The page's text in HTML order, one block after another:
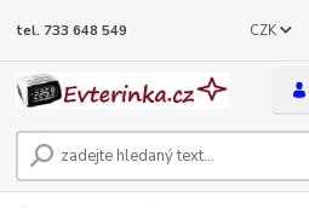
CZK
tel. 733 648 549